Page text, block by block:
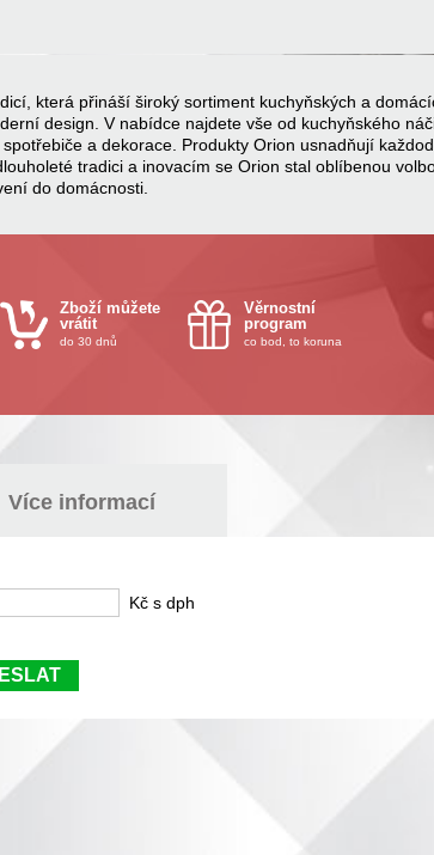
která přináší široký sortiment kuchyňských a
design. V nabídce najdete vše od kuchyňského
a dekorace. Produkty Orion usnadňují
tradici a inovacím se Orion stal oblíbenou
do domácnosti.
Zboží můžete
vrátit
do 30 dnů
Věrnostní
program
co bod, to koruna
Více informací
Kč s dph